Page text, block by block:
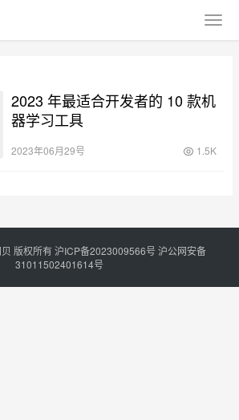
2023 年最适合开发者的 10 款机
器学习工具
2023年06月29号 1.5K
版权所有沪ICP备2023009566号 沪公网安备
31011502401614号